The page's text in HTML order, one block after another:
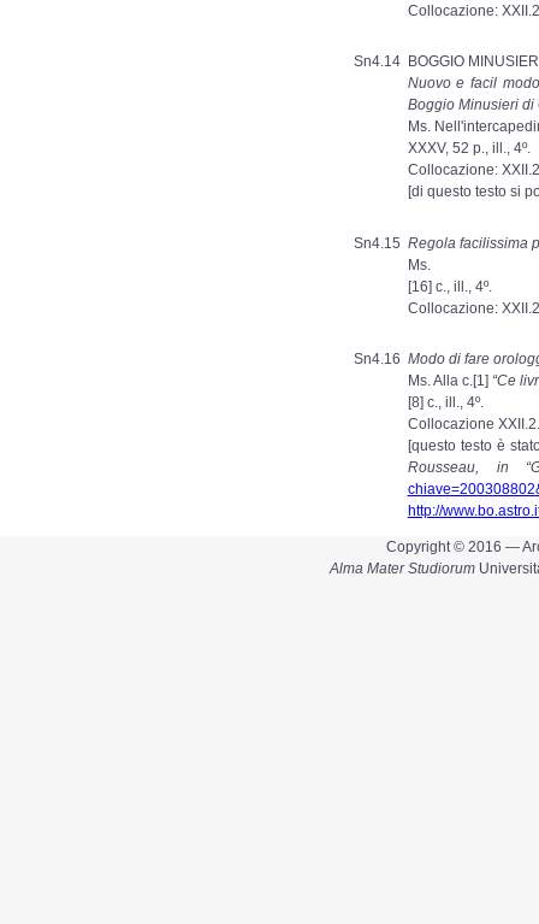
Collocazione:
Sn4.14
BOGGIO
Nuovo e facil
Boggio Minusieri di
Ms.
XXXV, 52 p., ill., 4º.
Collocazione:
[di questo testo si
Sn4.15 Regola facilissima
Ms.
[16] c., ill., 4º.
Collocazione:
Sn4.16 Modo di fare
Ms. Alla c.[1] “Ce
[8] c., ill., 4º.
Collocazione
[questo testo è
Rousseau, in
http://
Copyright © 2016 —
Alma Mater Studiorum